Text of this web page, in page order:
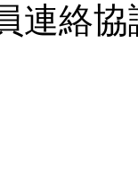
連絡